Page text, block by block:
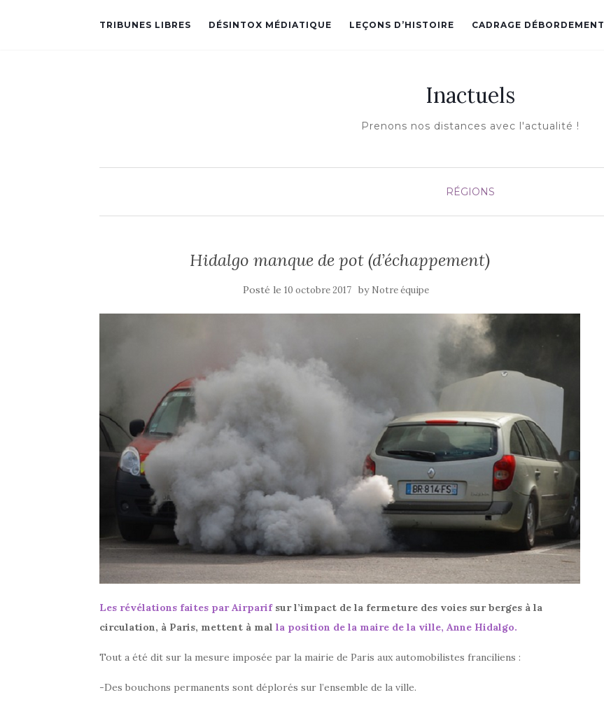
TRIBUNES LIBRES DÉSINTOX MÉDIATIQUE LEÇONS D’HISTOIRE CADRAGE DÉBORDEMENT
Inactuels
Prenons nos distances avec l'actualité !
RÉGIONS
Hidalgo manque de pot (d’échappement)
Posté le10 octobre 2017 by Notre équipe
Les révélations faites par Airparifsur l’impact de la fermeture des voies sur berges à la
circulation, à Paris, mettent à mal la position de la maire de la ville, Anne Hidalgo.
Tout a été dit sur la mesure imposée par la mairie de Paris aux automobilistes franciliens :
-Des bouchons permanents sont déplorés sur l’ensemble de la ville.